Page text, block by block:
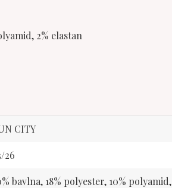
2% elastan
CITY
26
bavlna, 18% polyester, 10% polyamid,